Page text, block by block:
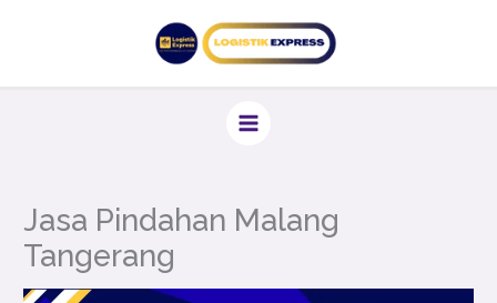
Jasa Pindahan Malang
Tangerang